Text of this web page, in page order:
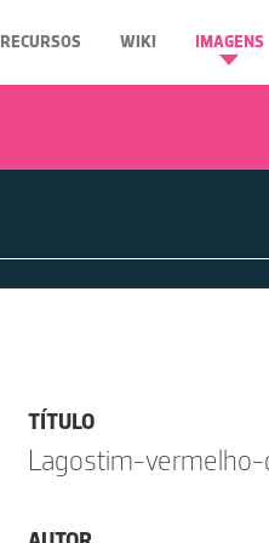
RECURSOS WIKI IMAGENS
TÍTULO
Lagostim-